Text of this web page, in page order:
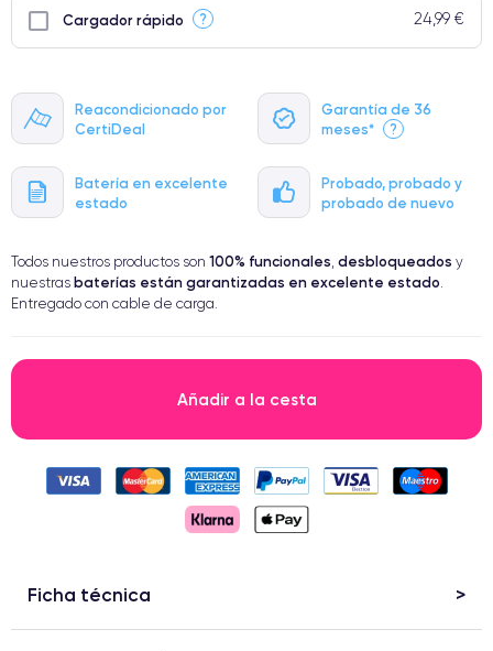
Reacondicionado por
CertiDeal
Garantía de 36
meses*
?
Batería en excelente
estado
Probado, probado y
probado de nuevo
Cargador rápido ? 24,99 €
Todos nuestros productos son 100% funcionales, desbloqueados y
nuestras baterías están garantizadas en excelente estado.
Entregado con cable de carga.
Añadir a la cesta
Ficha técnica